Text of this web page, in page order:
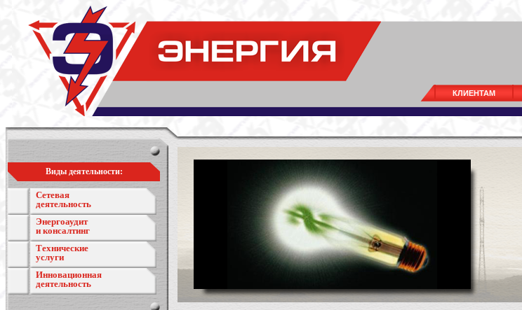
КЛИЕНТАМ
Виды деятельности:
Сетевая
деятельность
Энергоаудит
и консалтинг
Технические
услуги
Инновационная
деятельность